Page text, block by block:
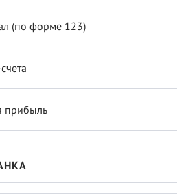
(по форме 123)
прибыль